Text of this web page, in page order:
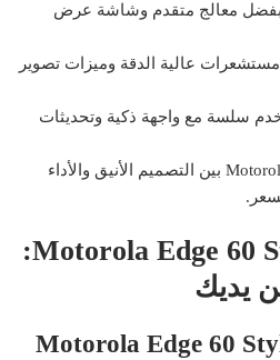
بفضل معالج متقدم وشاشة عرض
عالية الدقة وميزات تصوير
سلسة مع واجهة ذكية وتحديثات
يجمع Motorola Edge 60 Stylus بين التصميم الأنيق والأداء
الكشف عن Motorola Edge 60 Stylus:
يديك